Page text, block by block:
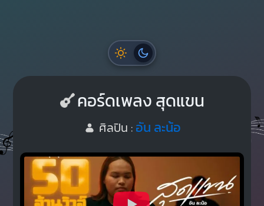
คอร์ดเพลง สุดแขน
ศิลปิน : อัน ละน้อ